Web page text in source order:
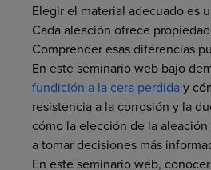
Elegir el material adecuado es
Cada aleación ofrece
Comprender esas diferencias
En este seminario web bajo
fundición a la cera perdiday
resistencia a la corrosión y la
cómo la elección de la
a tomar decisiones más
En este seminario web,